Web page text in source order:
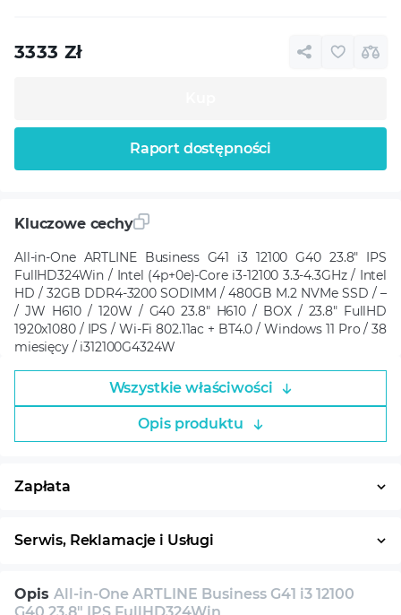
3333 Zł
Raport dostępności
Kluczowe cechy
All-in-One ARTLINE Business G41 i3 12100 G40 23.8" IPS
FullHD324Win / Intel (4p+0e)-Core i3-12100 3.3-4.3GHz / Intel
HD / 32GB DDR4-3200 SODIMM / 480GB M.2 NVMe SSD / –
/ JW H610 / 120W / G40 23.8" H610 / BOX / 23.8" FullHD
1920x1080 / IPS / Wi-Fi 802.11ac + BT4.0 / Windows 11 Pro / 38
miesięcy / i312100G4324W
Wszystkie właściwości
Opis produktu
Zapłata
Serwis, Reklamacje i Usługi
Konsultacja
Opis All-in-One ARTLINE Business G41 i3 12100